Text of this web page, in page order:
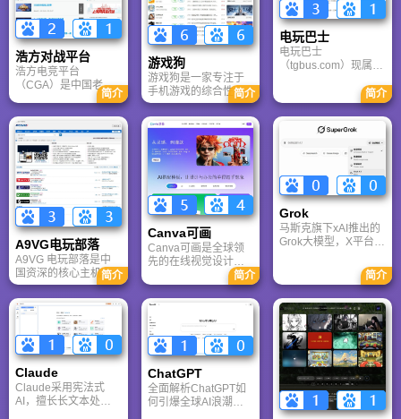
浩方对战平台
浩方电竞平台
（CGA）是中国老牌
游戏联机平台，提供
CS、War3、星际争霸
等经典游戏的稳定联
机服务。重温DOTA1
的激情岁月，找回当
年的战友。同时提供
最新CGA电竞赛事资
讯及热门页游入口，
致敬中国电竞的黄金
时代。
简介
游戏狗
游戏狗是一家专注于
手机游戏的综合性门
户网站。它致力于为
手游玩家提供最新、
最全的游戏资讯、攻
略、评测及视频等内
容，是国内较早一批
专注于移动游戏领域
的垂直媒体。
简介
电玩巴士
电玩巴士
（tgbus.com）现属于
注于解决游戏用户需
求的综合性游戏门户
网站，电玩巴士是一
个全面的综合性游戏
门户，专注于为全球
玩家提供主机、PC及
移动端游戏的全方位
资讯。
简介
A9VG电玩部落
A9VG 电玩部落是中
国资深的核心主机游
戏玩家社区。网站以
论坛为核心，提供全
面的主机游戏资讯、
攻略和资料库，覆盖
PlayStation、Xbox、
Switch 等全平台。凭
借其深厚的历史积淀
和活跃的用户群体，
A9VG 成为硬核玩家
交流心得、分享攻略
简介
Canva可画
Canva可画是全球领
先的在线视觉设计平
台，内置AI“魔力工作
室”，提供海量正版模
板与素材。无论是自
媒体封面、企业海报
还是PPT，零基础用
户也能轻松实现专业
级创作，让设计触手
可及。
简介
Grok
马斯克旗下xAI推出的
Grok大模型，X平台实
体协作的核心优势。
针对其中文能力、隐
私安全及幻觉问题等
高频疑问进行客观解
答，提供AI选型参
考。
简介
Claude
Claude采用宪法式
AI，擅长长文本处理
ChatGPT‌
全面解析ChatGPT如
何引爆全球AI浪潮！